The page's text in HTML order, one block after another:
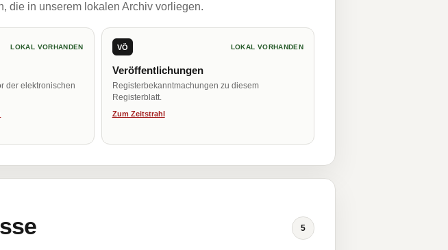
die in unserem lokalen Archiv vorliegen.
LOKAL VORHANDEN
der elektronischen
VÖ LOKAL VORHANDEN
Veröffentlichungen
Registerbekanntmachungen zu diesem
Registerblatt.
Zum Zeitstrahl
5